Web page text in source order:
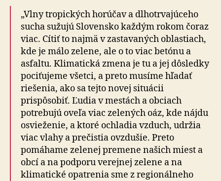
„Vlny tropických horúčav a dlhotrvajúceho
sucha sužujú Slovensko každým rokom čoraz
viac. Cítiť to najmä v zastavaných oblastiach,
kde je málo zelene, ale o to viac betónu a
asfaltu. Klimatická zmena je tu a jej dôsledky
pociťujeme všetci, a preto musíme hľadať
riešenia, ako sa tejto novej situácii
prispôsobiť. Ľudia v mestách a obciach
potrebujú oveľa viac zelených oáz, kde nájdu
osvieženie, a ktoré ochladia vzduch, udržia
viac vlahy a prečistia ovzdušie. Preto
pomáhame zelenej premene našich miest a
obcí a na podporu verejnej zelene a na
klimatické opatrenia sme z regionálneho